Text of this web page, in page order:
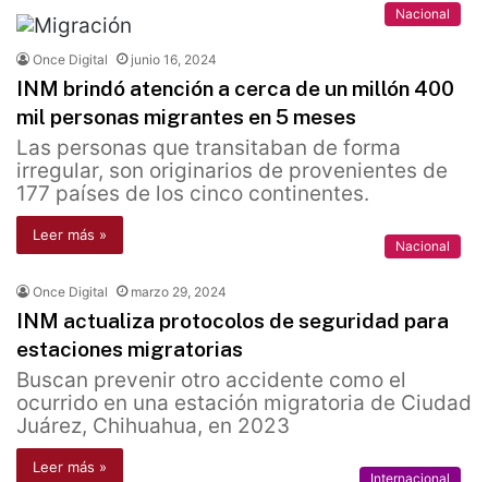
Nacional
Once Digital junio 16, 2024
INM brindó atención a cerca de un millón 400
mil personas migrantes en 5 meses
Las personas que transitaban de forma
irregular, son originarios de provenientes de
177 países de los cinco continentes.
Leer más »
Nacional
Once Digital marzo 29, 2024
INM actualiza protocolos de seguridad para
estaciones migratorias
Buscan prevenir otro accidente como el
ocurrido en una estación migratoria de Ciudad
Juárez, Chihuahua, en 2023
Leer más »
Internacional